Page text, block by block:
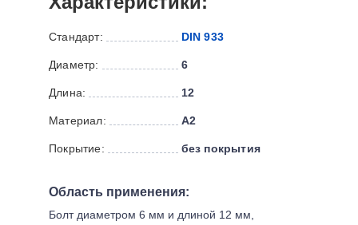
Стандарт: DIN 933
Диаметр: 6
Длина: 12
Материал: А2
Покрытие: без покрытия
Область применения:
Болт диаметром 6 мм и длиной 12 мм,